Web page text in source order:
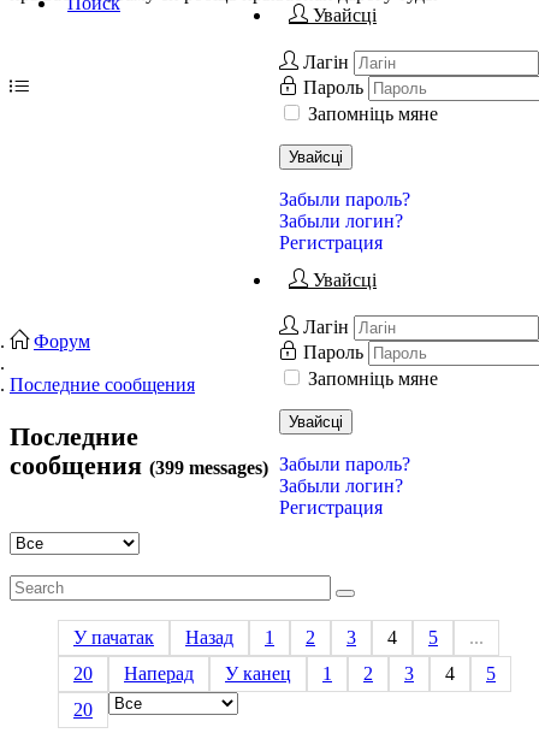
Увайсці
Лагін
Пароль
Запомніць мяне
Увайсці
Забыли пароль?
Забыли логин?
Регистрация
Увайсці
Лагін
Пароль
Запомніць мяне
Увайсці
Забыли пароль?
Забыли логин?
Регистрация
Форум
Последние сообщения
Последние
сообщения (399 messages)
У пачатак Назад 1 2 3 4 5
...
20
Наперад У канец 1 2 3 4
5
20